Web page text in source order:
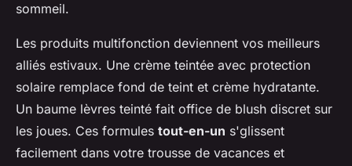
sommeil.
Les produits multifonction deviennent vos meilleurs
alliés estivaux. Une crème teintée avec protection
solaire remplace fond de teint et crème hydratante.
Un baume lèvres teinté fait office de blush discret sur
les joues. Ces formules tout-en-un s'glissent
facilement dans votre trousse de vacances et